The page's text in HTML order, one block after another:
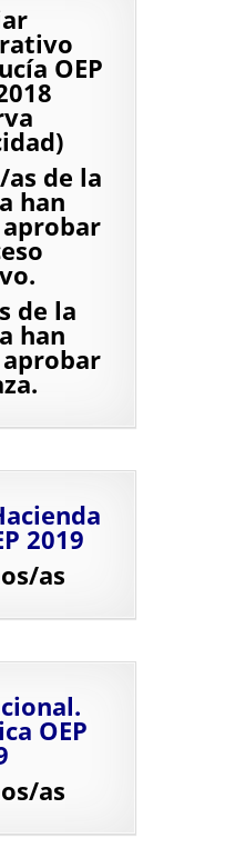
OEP
de la
han
de la
han
2019
as
OEP
as